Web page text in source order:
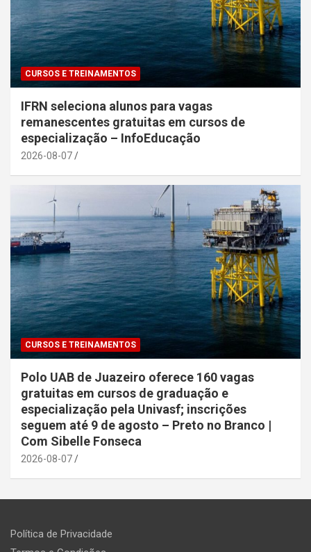
CURSOS E TREINAMENTOS
IFRN seleciona alunos para vagas
remanescentes gratuitas em cursos de
especialização – InfoEducação
2026-08-07
CURSOS E TREINAMENTOS
Polo UAB de Juazeiro oferece 160 vagas
gratuitas em cursos de graduação e
especialização pela Univasf; inscrições
seguem até 9 de agosto – Preto no Branco |
Com Sibelle Fonseca
2026-08-07
Política de Privacidade